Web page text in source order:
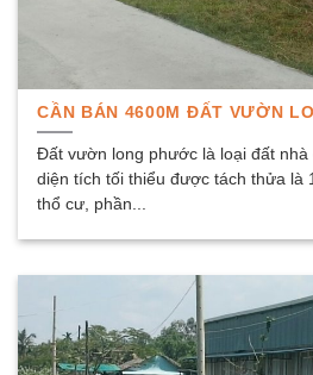
CẦN BÁN 4600M ĐẤT VƯỜN
Đất vườn long phước là loại đất
diện tích tối thiểu được tách thửa là
thổ cư, phần...